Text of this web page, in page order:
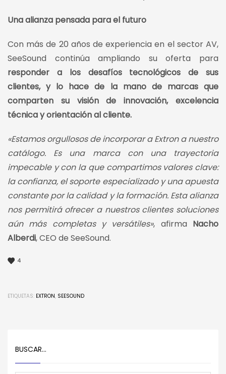
Una alianza pensada para el futuro
Con más de 20 años de experiencia en el sector AV,
SeeSound continúa ampliando su oferta para
responder a los desafíos tecnológicos de sus
clientes, y lo hace de la mano de marcas que
comparten su visión de innovación, excelencia
técnica y orientación al cliente.
«Estamos orgullosos de incorporar a Extron a nuestro
catálogo. Es una marca con una trayectoria
impecable y con la que compartimos valores clave:
la confianza, el soporte especializado y una apuesta
constante por la calidad y la formación. Esta alianza
nos permitirá ofrecer a nuestros clientes soluciones
aún más completas y versátiles», afirma Nacho
Alberdi, CEO de SeeSound.
4
ETIQUETAS: EXTRON, SEESOUND
BUSCAR…